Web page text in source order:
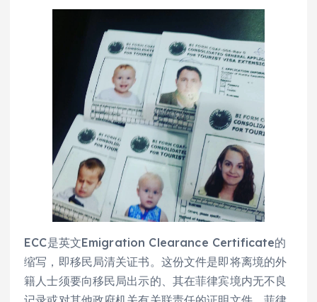
ECC是英文Emigration Clearance Certificate的
缩写，即移民局清关证书。这份文件是即将离境的外
籍人士须要向移民局出示的、其在菲律宾境内无不良